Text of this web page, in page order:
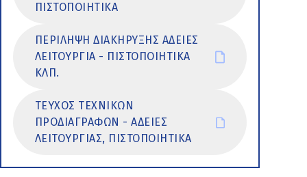
ΠΙΣΤΟΠΟΙΗΤΙΚΑ
ΠΕΡΙΛΗΨΗ ΔΙΑΚΗΡΥΞΗΣ ΑΔΕΙΕΣ
ΛΕΙΤΟΥΡΓΙΑ - ΠΙΣΤΟΠΟΙΗΤΙΚΑ
ΚΛΠ.
ΤΕΥΧΟΣ ΤΕΧΝΙΚΩΝ
ΠΡΟΔΙΑΓΡΑΦΩΝ - ΑΔΕΙΕΣ
ΛΕΙΤΟΥΡΓΙΑΣ, ΠΙΣΤΟΠΟΙΗΤΙΚΑ